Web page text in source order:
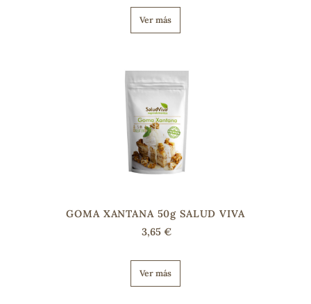
Ver más
GOMA XANTANA 50g SALUD VIVA
3,65 €
Ver más